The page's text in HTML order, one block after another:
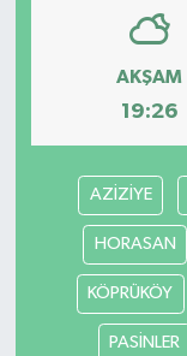
AKŞAM
19:26
AZİZİYE
HORASAN
KÖPRÜKÖY
PASİNLER